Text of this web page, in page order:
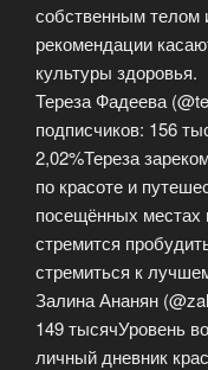
собственным телом
рекомендации
культуры здоровья.
Тереза Фадеева
подписчиков: 156
2,02%Тереза
по красоте и
посещённых
стремится
стремиться к
Залина Ананян
149 тысячУровень
личный дневник